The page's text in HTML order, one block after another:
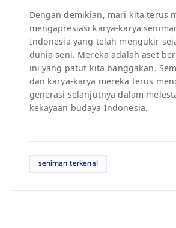
Dengan demikian, mari kita terus
mengapresiasi karya-karya
Indonesia yang telah mengukir
dunia seni. Mereka adalah aset
ini yang patut kita banggakan.
dan karya-karya mereka terus
generasi selanjutnya dalam
kekayaan budaya Indonesia.
seniman terkenal